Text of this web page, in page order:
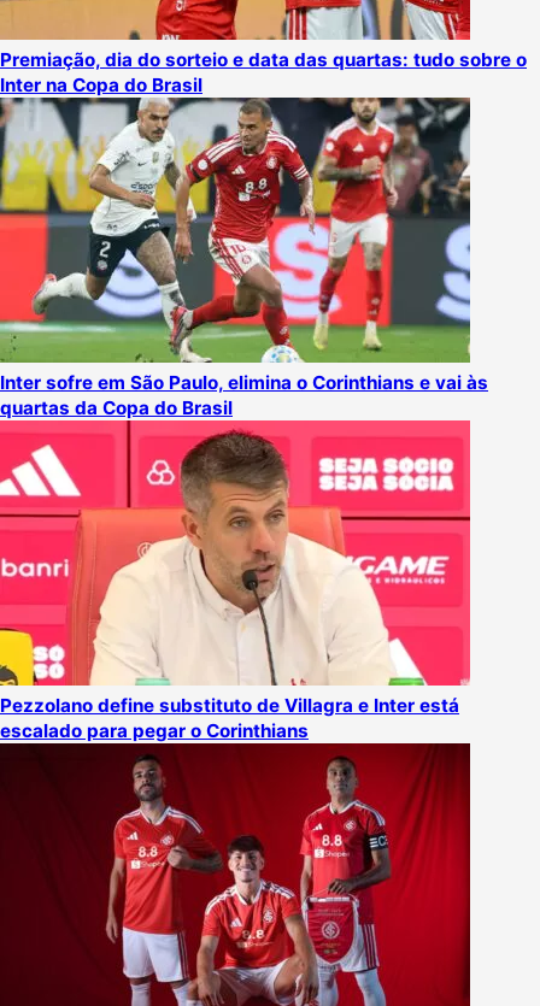
Premiação, dia do sorteio e data das quartas: tudo sobre o
Inter na Copa do Brasil
Inter sofre em São Paulo, elimina o Corinthians e vai às
quartas da Copa do Brasil
Pezzolano define substituto de Villagra e Inter está
escalado para pegar o Corinthians